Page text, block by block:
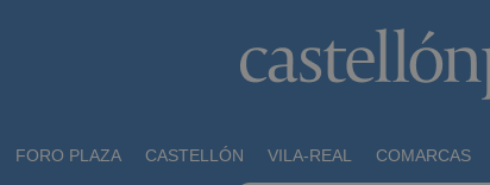
FORO PLAZA CASTELLÓN VILA-REAL COMARCAS